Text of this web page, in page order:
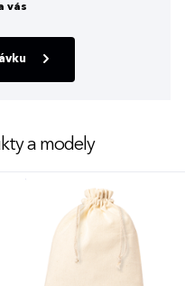
vás
a modely